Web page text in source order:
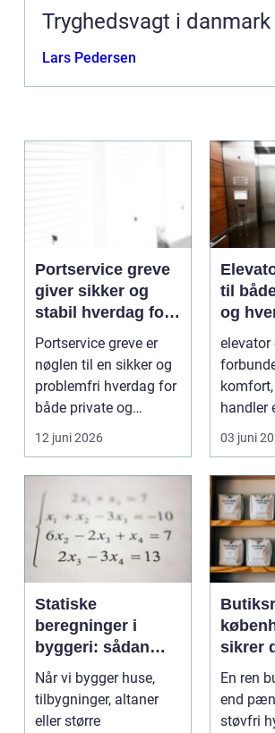
Tryghedsvagt i danmark
Lars Pedersen
Portservice greve
giver sikker og
stabil hverdag for
porte
Portservice greve er
nøglen til en sikker og
problemfri hverdag for
både private og
virksomheder, de...
12 juni 2026
til
og
elevator
handler
elevator
03 juni
Statiske
beregninger i
byggeri: sådan
skaber de
sikkerhed og
tryghed
Når vi bygger huse,
tilbygninger, altaner
eller større
sikrer
hver
En ren
end
støvfri